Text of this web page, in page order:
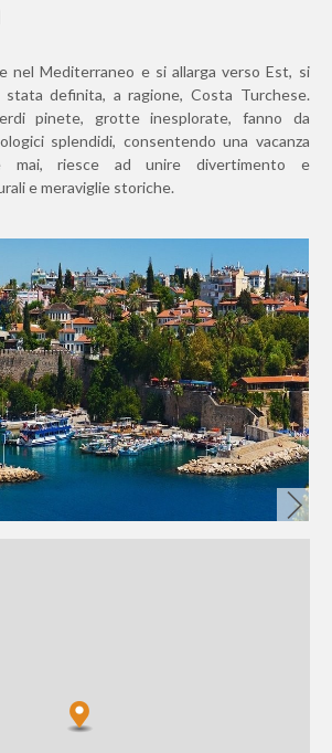
nel Mediterraneo e si allarga verso Est, si
definita, a ragione, Costa Turchese.
pinete, grotte inesplorate, fanno da
splendidi, consentendo una vacanza
riesce ad unire divertimento e
e meraviglie storiche.